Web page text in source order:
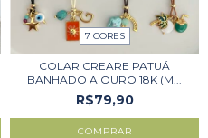
7 CORES
COLAR CREARE PATUÁ
BANHADO A OURO 18K (M...
R$79,90
COMPRAR